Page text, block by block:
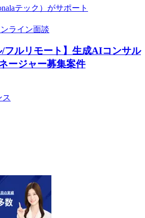
テック） がサポート
ライン面談
/フルリモート】生成AIコンサル
ージャー募集案件
ス